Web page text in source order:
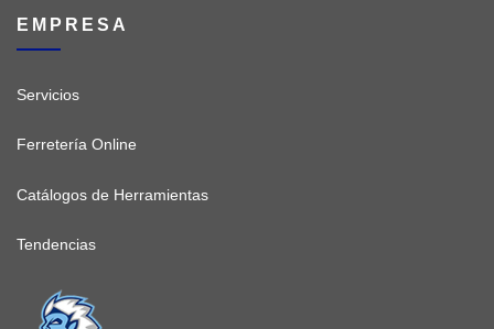
EMPRESA
Servicios
Ferretería Online
Catálogos de Herramientas
Tendencias